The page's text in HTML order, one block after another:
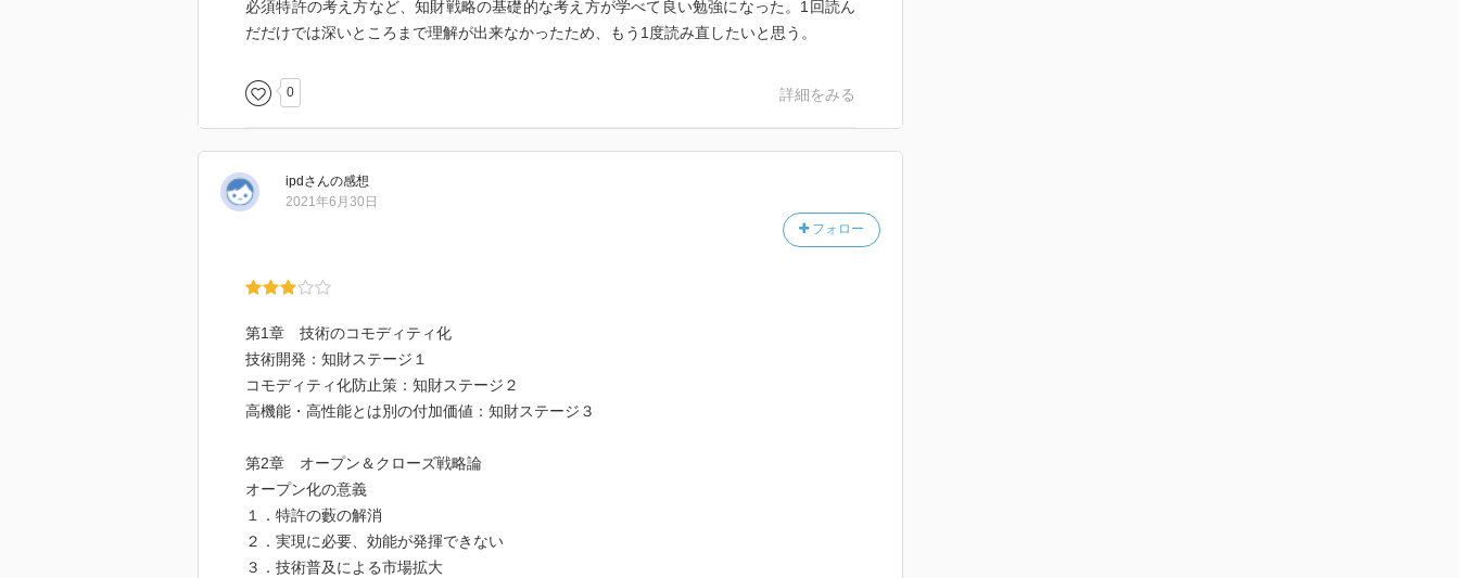
必須特許の考え方など、知財戦略の基礎的な考え方が学べて良い勉強になった。1回読ん
だだけでは深いところまで理解が出来なかったため、もう1度読み直したいと思う。
0 詳細をみる
ipd さんの感想
フォロー
2021年6月30日
第1章 技術のコモディティ化
技術開発：知財ステージ１
コモディティ化防止策：知財ステージ２
高機能・高性能とは別の付加価値：知財ステージ３
第2章 オープン＆クローズ戦略論
オープン化の意義
１．特許の藪の解消
２．実現に必要、効能が発揮できない
３．技術普及による市場拡大